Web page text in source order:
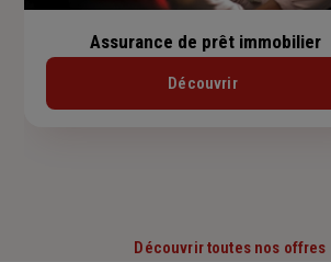
Assurance de prêt immobilier
Découvrir
Découvrir toutes nos offres